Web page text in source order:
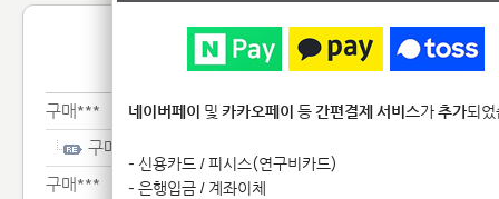
1:1 문
구매***
구매***
구매***
네이버페이 및 카카오페이 등간편결제 서비스가추가되
- 신용카드 / 피시스(연구비카드)
- 은행입금 / 계좌이체